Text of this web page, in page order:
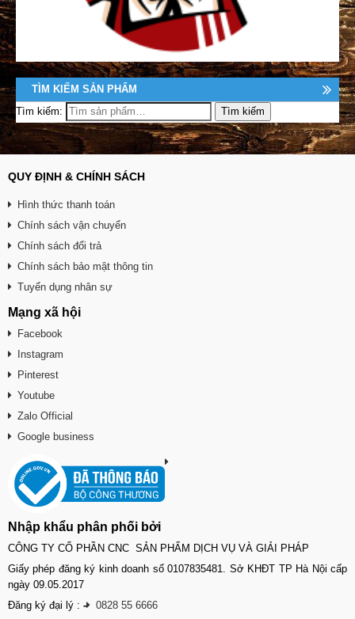
TÌM KIẾM SẢN PHẨM
Tìm kiếm:
QUY ĐỊNH & CHÍNH SÁCH
Hình thức thanh toán
Chính sách vận chuyển
Chính sách đổi trả
Chính sách bảo mật thông tin
Tuyển dụng nhân sự
Mạng xã hội
Facebook
Instagram
Pinterest
Youtube
Zalo Official
Google business
Nhập khẩu phân phối bởi
CÔNG TY CỔ PHẦN CNC SẢN PHẨM DỊCH VỤ VÀ GIẢI PHÁP
Giấy phép đăng ký kinh doanh số 0107835481. Sở KHĐT TP Hà Nội cấp
ngày 09.05.2017
Đăng ký đại lý : -
0828 55 6666